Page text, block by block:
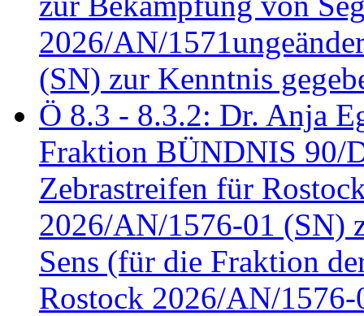
2026/AN/
(SN) zur Kenntnis
Ö 8.3 - 8.3.2: Dr. Anja
Fraktion BÜNDNIS 90/
Zebrastreifen für
2026/AN/1576-01 (SN)
Sens (für die Fraktion
Rostock 2026/AN/1576-